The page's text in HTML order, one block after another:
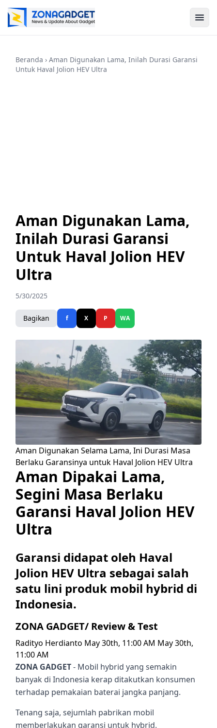
Beranda › Aman Digunakan Lama, Inilah Durasi Garansi
Untuk Haval Jolion HEV Ultra
Aman Digunakan Lama,
Inilah Durasi Garansi
Untuk Haval Jolion HEV
Ultra
5/30/2025
Bagikan f X P WA
Aman Digunakan Selama Lama, Ini Durasi Masa
Berlaku Garansinya untuk Haval Jolion HEV Ultra
Aman Dipakai Lama,
Segini Masa Berlaku
Garansi Haval Jolion HEV
Ultra
Garansi didapat oleh Haval
Jolion HEV Ultra sebagai salah
satu lini produk mobil hybrid di
Indonesia.
ZONA GADGET/ Review & Test
Radityo Herdianto May 30th, 11:00 AM May 30th,
11:00 AM
ZONA GADGET- Mobil hybrid yang semakin
banyak di Indonesia kerap ditakutkan konsumen
terhadap pemakaian baterai jangka panjang.
Tenang saja, sejumlah pabrikan mobil
memberlakukan garansi untuk hybrid.